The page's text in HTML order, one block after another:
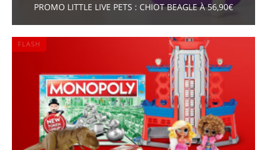
PROMO LITTLE LIVE PETS : CHIOT BEAGLE À 56,90€
FLASH